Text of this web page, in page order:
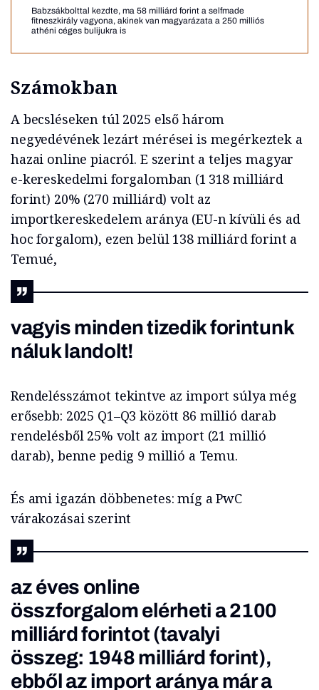
Babzsákbolttal kezdte, ma 58 milliárd forint a selfmade
fitneszkirály vagyona, akinek van magyarázata a 250 milliós
athéni céges bulijukra is
Számokban
A becsléseken túl 2025 első három
negyedévének lezárt mérései is megérkeztek a
hazai online piacról. E szerint a teljes magyar
e-kereskedelmi forgalomban (1 318 milliárd
forint) 20% (270 milliárd) volt az
importkereskedelem aránya (EU-n kívüli és ad
hoc forgalom), ezen belül 138 milliárd forint a
Temué,
vagyis minden tizedik forintunk
náluk landolt!
Rendelésszámot tekintve az import súlya még
erősebb: 2025 Q1–Q3 között 86 millió darab
rendelésből 25% volt az import (21 millió
darab), benne pedig 9 millió a Temu.
És ami igazán döbbenetes: míg a PwC
várakozásai szerint
az éves online
összforgalom elérheti a 2100
milliárd forintot (tavalyi
összeg: 1948 milliárd forint),
ebből az import aránya már a